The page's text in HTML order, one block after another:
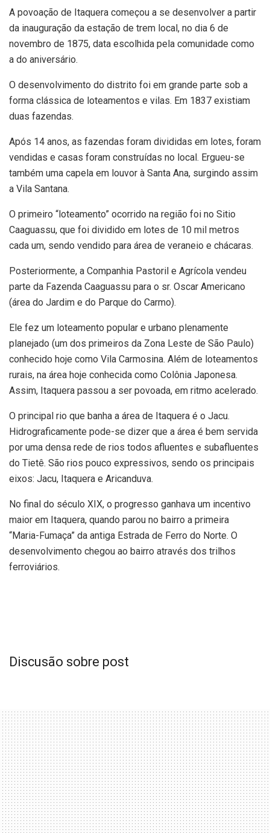
A povoação de Itaquera começou a se desenvolver a partir
da inauguração da estação de trem local, no dia 6 de
novembro de 1875, data escolhida pela comunidade como
a do aniversário.
O desenvolvimento do distrito foi em grande parte sob a
forma clássica de loteamentos e vilas. Em 1837 existiam
duas fazendas.
Após 14 anos, as fazendas foram divididas em lotes, foram
vendidas e casas foram construídas no local. Ergueu-se
também uma capela em louvor à Santa Ana, surgindo assim
a Vila Santana.
O primeiro “loteamento” ocorrido na região foi no Sitio
Caaguassu, que foi dividido em lotes de 10 mil metros
cada um, sendo vendido para área de veraneio e chácaras.
Posteriormente, a Companhia Pastoril e Agrícola vendeu
parte da Fazenda Caaguassu para o sr. Oscar Americano
(área do Jardim e do Parque do Carmo).
Ele fez um loteamento popular e urbano plenamente
planejado (um dos primeiros da Zona Leste de São Paulo)
conhecido hoje como Vila Carmosina. Além de loteamentos
rurais, na área hoje conhecida como Colônia Japonesa.
Assim, Itaquera passou a ser povoada, em ritmo acelerado.
O principal rio que banha a área de Itaquera é o Jacu.
Hidrograficamente pode-se dizer que a área é bem servida
por uma densa rede de rios todos afluentes e subafluentes
do Tietê. São rios pouco expressivos, sendo os principais
eixos: Jacu, Itaquera e Aricanduva.
No final do século XIX, o progresso ganhava um incentivo
maior em Itaquera, quando parou no bairro a primeira
“Maria-Fumaça” da antiga Estrada de Ferro do Norte. O
desenvolvimento chegou ao bairro através dos trilhos
ferroviários.
Discusão sobre post